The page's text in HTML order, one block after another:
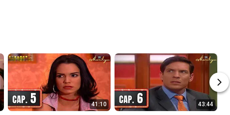
41:10 43:44